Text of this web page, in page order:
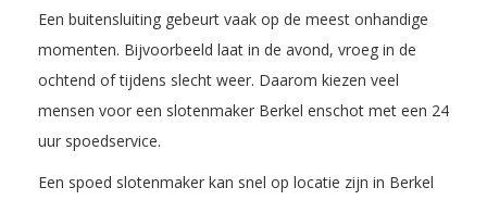
Een buitensluiting gebeurt vaak op de meest onhandige
momenten. Bijvoorbeeld laat in de avond, vroeg in de
ochtend of tijdens slecht weer. Daarom kiezen veel
mensen voor een slotenmaker Berkel enschot met een 24
uur spoedservice.
Een spoed slotenmaker kan snel op locatie zijn in Berkel